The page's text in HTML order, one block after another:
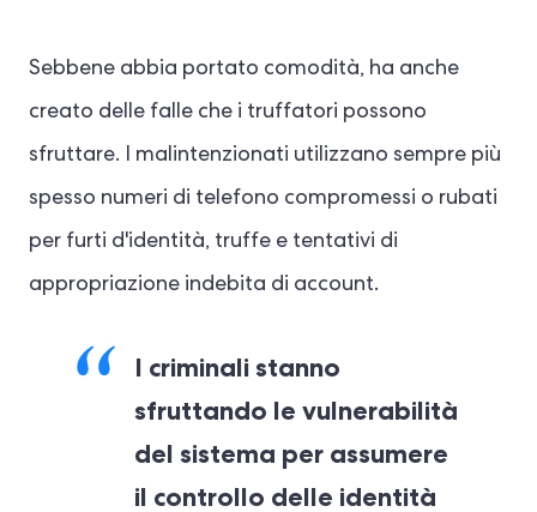
Sebbene abbia portato comodità, ha anche
creato delle falle che i truffatori possono
sfruttare. I malintenzionati utilizzano sempre più
spesso numeri di telefono compromessi o rubati
per furti d'identità, truffe e tentativi di
appropriazione indebita di account.
I criminali stanno
sfruttando le vulnerabilità
del sistema per assumere
il controllo delle identità